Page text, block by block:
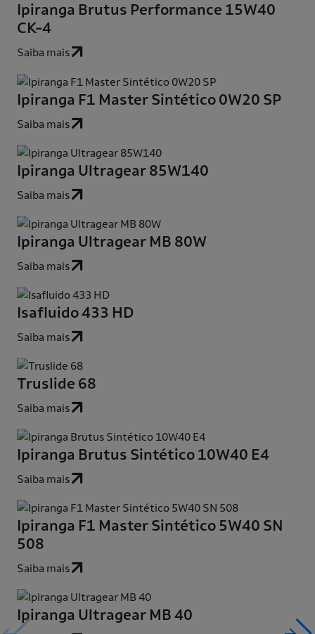
Ipiranga Brutus Performance 15W40
CK-4
Saiba mais
Ipiranga F1 Master Sintético 0W20 SP
Saiba mais
Ipiranga Ultragear 85W140
Saiba mais
Ipiranga Ultragear MB 80W
Saiba mais
Isafluido 433 HD
Saiba mais
Truslide 68
Saiba mais
Ipiranga Brutus Sintético 10W40 E4
Saiba mais
Ipiranga F1 Master Sintético 5W40 SN
508
Saiba mais
Ipiranga Ultragear MB 40